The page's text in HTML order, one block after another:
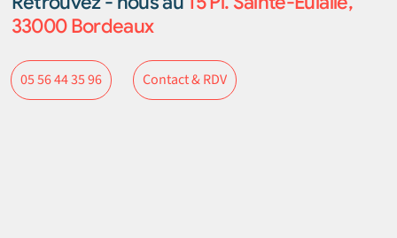
Contact & RDV
33000 Bordeaux